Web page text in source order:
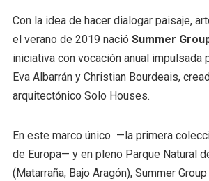
Con la idea de hacer dialogar paisaje,
el verano de 2019 nació Summer
iniciativa con vocación anual impulsada
Eva Albarrán y Christian Bourdeais,
arquitectónico Solo Houses.
En este marco único ­ —la primera
de Europa— y en pleno Parque Natural
(Matarraña, Bajo Aragón), Summer